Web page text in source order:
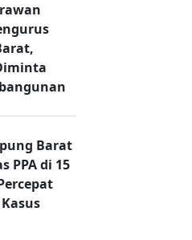
Barat
PPA di 15